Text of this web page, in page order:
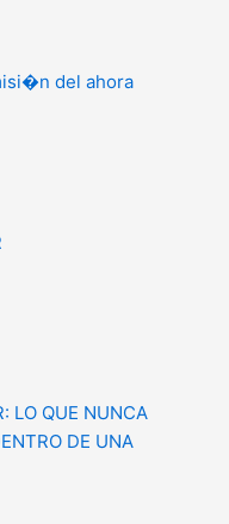
del ahora
LO QUE NUNCA
DE UNA